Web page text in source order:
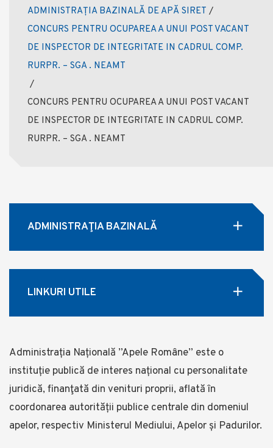
ADMINISTRAȚIA BAZINALĂ DE APĂ SIRET /
CONCURS PENTRU OCUPAREA A UNUI POST VACANT
DE INSPECTOR DE INTEGRITATE IN CADRUL COMP.
RURPR. – SGA . NEAMT
/
CONCURS PENTRU OCUPAREA A UNUI POST VACANT
DE INSPECTOR DE INTEGRITATE IN CADRUL COMP.
RURPR. – SGA . NEAMT
ADMINISTRAŢIA BAZINALĂ
LINKURI UTILE
Administrația Națională ”Apele Române” este o
instituție publică de interes național cu personalitate
juridică, finanţată din venituri proprii, aflată în
coordonarea autorității publice centrale din domeniul
apelor, respectiv Ministerul Mediului, Apelor și Padurilor.